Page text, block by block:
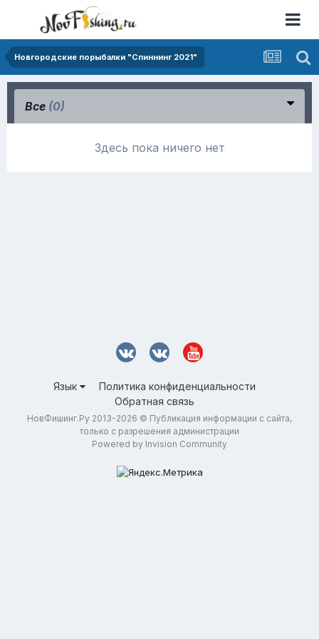
Новгородские порыбалки "Спиннинг 2021"
Все (0)
Здесь пока ничего нет
Язык
Политика конфиденциальности
Обратная связь
НовФишинг.Ру 2013-2026 © Публикация информации с сайта,
только с разрешения администрации
Powered by Invision Community